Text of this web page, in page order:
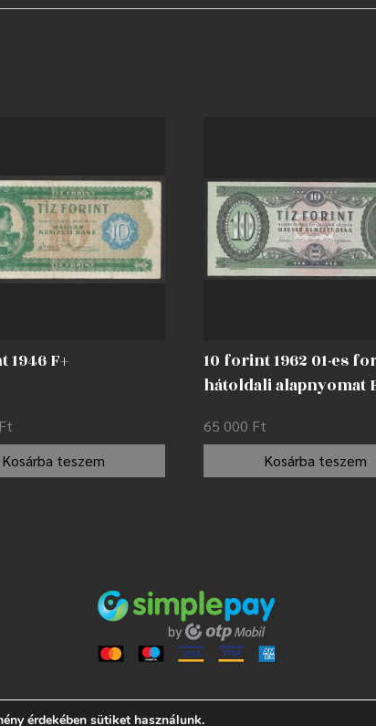
1946 F+
Ft
Kosárba teszem
10 forint 1962 01-es
hátoldali alapnyomat
65 000 Ft
Kosárba teszem
érdekében sütiket használunk.